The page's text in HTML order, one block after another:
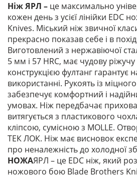
Ніж ЯРЛ – це максимально
кожен день з усієї лінійки EDC
Knives. Міський ніж звичної
прекрасно показав себе і в
Виготовлений з нержавіючої
5 мм і 57 HRC, має чудову
конструкцією фултанг гарантує
використанні. Рукоять із
забезпечує комфортний і
умовах. Ніж передбачає
витягується з пластикового
кліпсою, сумісною з MOLLE.
ТЕК ЛОК. Ніж має висновок
про неналежність до холодної
НОЖАЯРЛ – це EDC ніж, який
ножового бою Blade Brothers